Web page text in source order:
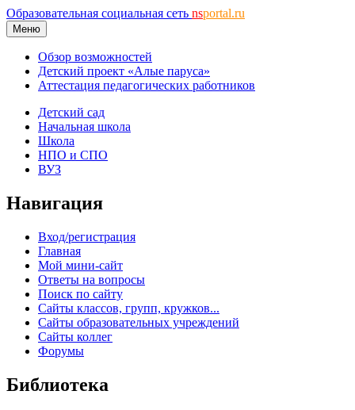
Образовательная социальная сеть nsportal.ru
Меню
Обзор возможностей
Детский проект «Алые паруса»
Аттестация педагогических работников
Детский сад
Начальная школа
Школа
НПО и СПО
ВУЗ
Навигация
Вход/регистрация
Главная
Мой мини-сайт
Ответы на вопросы
Поиск по сайту
Сайты классов, групп, кружков...
Сайты образовательных учреждений
Сайты коллег
Форумы
Библиотека